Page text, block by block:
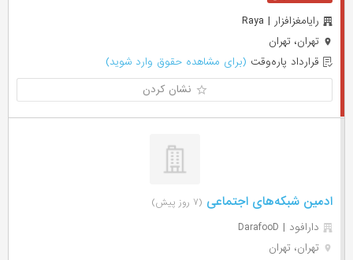
رایامغزافزار | Raya
تهران، تهران
قرارداد پاره‌وقت (برای مشاهده حقوق وارد شوید)
نشان کردن
ادمین شبکه‌های اجتماعی (۷ روز پیش)
دارافود | DarafooD
تهران، تهران